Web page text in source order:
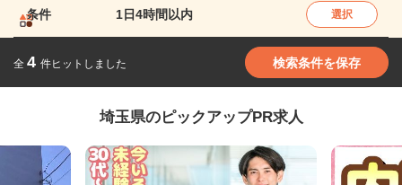
条件 1日4時間以内 選択
全 4 件ヒットしました 検索条件を保存
埼玉県のピックアップPR求人